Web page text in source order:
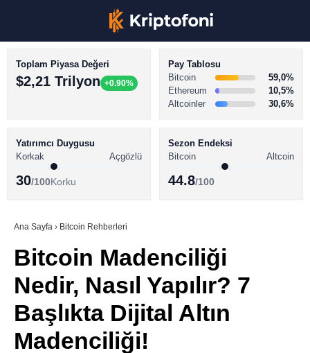
Youtube
TikTok
BİTCOİN HABERLERİ
ALTCOİN HABERLERİ
SÖZLÜK
Toplam Piyasa Değeri
$2,21 Trilyon +0.90%
Pay Tablosu
Bitcoin
59,0%
Ethereum
10,5%
Altcoinler
30,6%
Yatırımcı Duygusu
Korkak
Açgözlü
30/100Korku
Sezon Endeksi
Bitcoin
Altcoin
44.8/100
Ana Sayfa › Bitcoin Rehberleri
Bitcoin Madenciliği
Nedir, Nasıl Yapılır? 7
Başlıkta Dijital Altın
Madenciliği!